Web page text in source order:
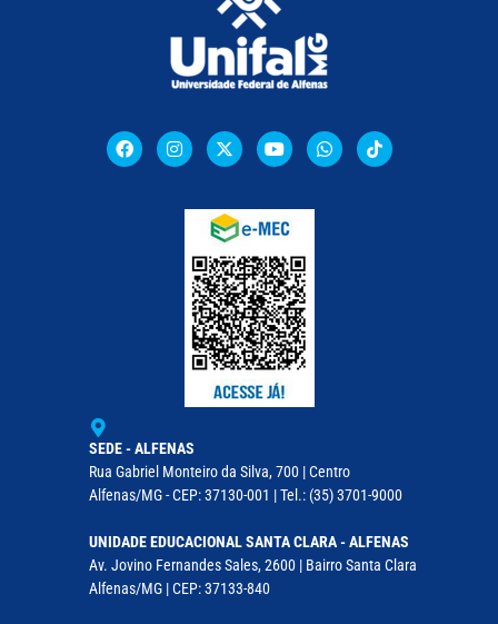
SEDE - ALFENAS
Rua Gabriel Monteiro da Silva, 700 | Centro
Alfenas/MG - CEP: 37130-001 | Tel.: (35) 3701-9000
UNIDADE EDUCACIONAL SANTA CLARA - ALFENAS
Av. Jovino Fernandes Sales, 2600 | Bairro Santa Clara
Alfenas/MG | CEP: 37133-840